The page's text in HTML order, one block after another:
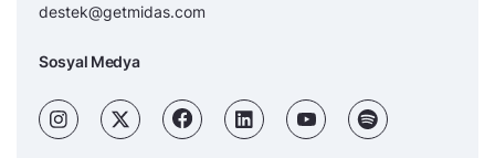
destek@getmidas.com
Sosyal Medya